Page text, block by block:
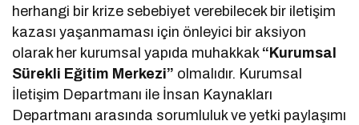
herhangi bir krize sebebiyet verebilecek bir iletişim
kazası yaşanmaması için önleyici bir aksiyon
olarak her kurumsal yapıda muhakkak “Kurumsal
Sürekli Eğitim Merkezi” olmalıdır. Kurumsal
İletişim Departmanı ile İnsan Kaynakları
Departmanı arasında sorumluluk ve yetki paylaşımı